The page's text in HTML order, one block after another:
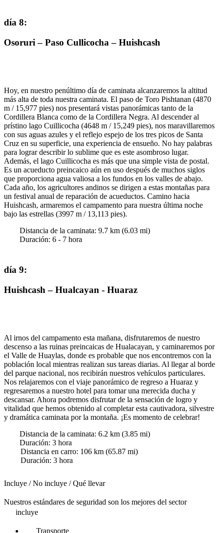
día 8:
Osoruri – Paso Cullicocha – Huishcash
Hoy, en nuestro penúltimo día de caminata alcanzaremos la altitud
más alta de toda nuestra caminata. El paso de Toro Pishtanan (4870
m / 15,977 pies) nos presentará vistas panorámicas tanto de la
Cordillera Blanca como de la Cordillera Negra. Al descender al
prístino lago Cuillicocha (4648 m / 15,249 pies), nos maravillaremos
con sus aguas azules y el reflejo espejo de los tres picos de Santa
Cruz en su superficie, una experiencia de ensueño. No hay palabras
para lograr describir lo sublime que es este asombroso lugar.
Además, el lago Cuillicocha es más que una simple vista de postal.
Es un acueducto preincaico aún en uso después de muchos siglos
que proporciona agua valiosa a los fundos en los valles de abajo.
Cada año, los agricultores andinos se dirigen a estas montañas para
un festival anual de reparación de acueductos. Camino hacia
Huishcash, armaremos el campamento para nuestra última noche
bajo las estrellas (3997 m / 13,113 pies).
Distancia de la caminata: 9.7 km (6.03 mi)
Duración: 6 - 7 hora
día 9:
Huishcash – Hualcayan - Huaraz
Al irnos del campamento esta mañana, disfrutaremos de nuestro
descenso a las ruinas preincaicas de Hualacayan, y caminaremos por
el Valle de Huaylas, donde es probable que nos encontremos con la
población local mientras realizan sus tareas diarias. Al llegar al borde
del parque nacional, nos recibirán nuestros vehículos particulares.
Nos relajaremos con el viaje panorámico de regreso a Huaraz y
regresaremos a nuestro hotel para tomar una merecida ducha y
descansar. Ahora podremos disfrutar de la sensación de logro y
vitalidad que hemos obtenido al completar esta cautivadora, silvestre
y dramática caminata por la montaña. ¡Es momento de celebrar!
Distancia de la caminata: 6.2 km (3.85 mi)
Duración: 3 hora
Distancia en carro: 106 km (65.87 mi)
Duración: 3 hora
Incluye / No incluye / Qué llevar
Nuestros estándares de seguridad son los mejores del sector
incluye
Transporte